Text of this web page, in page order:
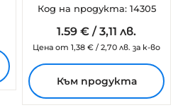
Код на продукта: 14305
1.59 € /3,11 лв.
Цена от 1,38€ /2,70 лв. за к-во
Към продукта